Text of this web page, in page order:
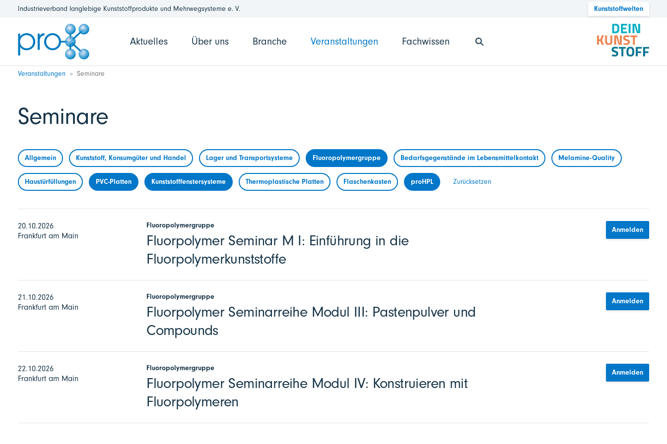
Industrieverband langlebige Kunststoffprodukte und Mehrwegsysteme e. V. Kunststoffwelten
Aktuelles Über uns Branche Veranstaltungen Fachwissen
Veranstaltungen Seminare
Seminare
Allgemein Kunststoff, Konsumgüter und Handel Lager und Transportsysteme Fluoropolymergruppe Bedarfsgegenstände im Lebensmittelkontakt Melamine-Quality
Haustürfüllungen PVC-Platten Kunststofffenstersysteme Thermoplastische Platten Flaschenkasten proHPL Zurücksetzen
20.10.2026
Frankfurt am Main
Fluoropolymergruppe
Fluorpolymer Seminar M I: Einführung in die
Fluorpolymerkunststoffe
Anmelden
21.10.2026
Frankfurt am Main
Fluoropolymergruppe
Fluorpolymer Seminarreihe Modul III: Pastenpulver und
Compounds
Anmelden
22.10.2026
Frankfurt am Main
Fluoropolymergruppe
Fluorpolymer Seminarreihe Modul IV: Konstruieren mit
Fluorpolymeren
Anmelden